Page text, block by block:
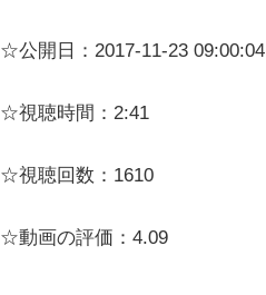
☆公開日：2017-11-23 09:00:04
☆視聴時間：2:41
☆視聴回数：1610
☆動画の評価：4.09